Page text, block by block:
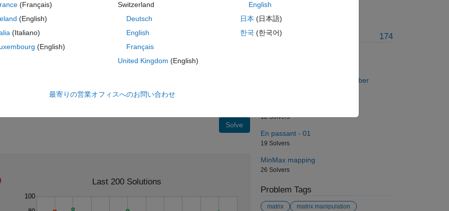
and (2,1).
-
Solve
Last 200 Solutions
100
Symmetric Pair
10 Solvers
More from this Author 174
Fangs of pseudo-vampire number
12 Solvers
En passant - 01
19 Solvers
MinMax mapping
26 Solvers
Problem Tags
matrix matrix manipulation
(Français)
(English)
(Italiano)
(English)
Switzerland
Deutsch
English
Français
United Kingdom (English)
English
日本 (日本語)
한국 (한국어)
最寄りの営業オフィスへのお問い合わせ